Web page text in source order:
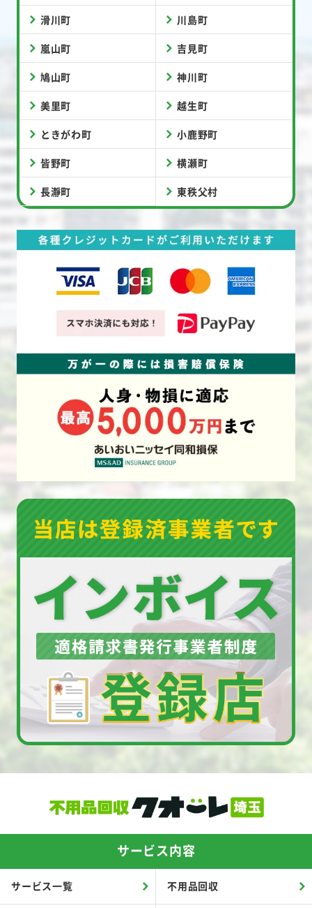
滑川町 川島町
嵐山町 吉見町
鳩山町 神川町
美里町 越生町
ときがわ町 小鹿野町
皆野町 横瀬町
長瀞町 東秩父村
サービス内容
サービス一覧 不用品回収